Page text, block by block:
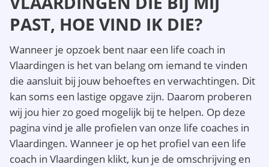
PAST, HOE VIND IK DIE?
Wanneer je opzoek bent naar een life coach in
Vlaardingen is het van belang om iemand te vinden
die aansluit bij jouw behoeftes en verwachtingen. Dit
kan soms een lastige opgave zijn. Daarom proberen
wij jou hier zo goed mogelijk bij te helpen. Op deze
pagina vind je alle profielen van onze life coaches in
Vlaardingen. Wanneer je op het profiel van een life
coach in Vlaardingen klikt, kun je de omschrijving en